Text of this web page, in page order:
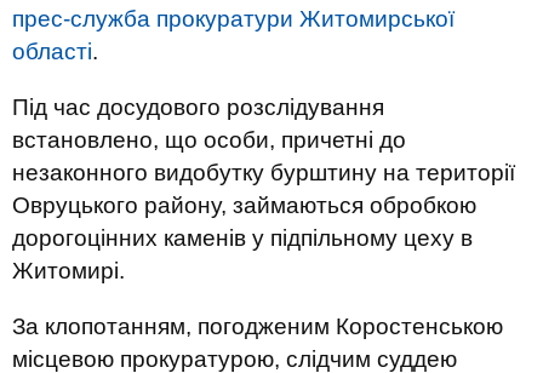
прес-служба прокуратури Житомирської
області.
Під час досудового розслідування
встановлено, що особи, причетні до
незаконного видобутку бурштину на території
Овруцького району, займаються обробкою
дорогоцінних каменів у підпільному цеху в
Житомирі.
За клопотанням, погодженим Коростенською
місцевою прокуратурою, слідчим суддею